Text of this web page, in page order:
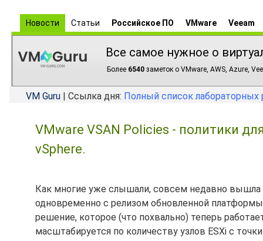
Новости Статьи Российское ПО VMware Veeam
Все самое нужное о
Более 6540 заметок о VMware, AWS, Azure,
VM Guru | Ссылка дня: Полный список лабораторных
VMware VSAN Policies - политики
vSphere.
Как многие уже слышали, совсем недавно вышла
одновременно с релизом обновленной
решение, которое (что похвально) теперь
масштабируется по количеству узлов ESXi с